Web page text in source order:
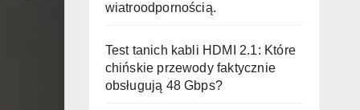
wiatroodpornością.
Test tanich kabli HDMI 2.1: Które
chińskie przewody faktycznie
obsługują 48 Gbps?